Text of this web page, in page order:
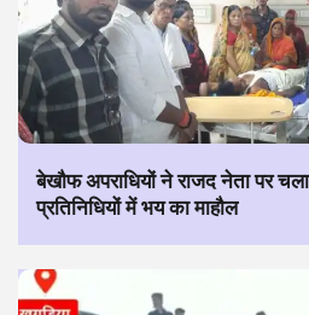
बेखौफ अपराधियों ने राजद नेता पर
प्रतिनिधियों में भय का माहौल